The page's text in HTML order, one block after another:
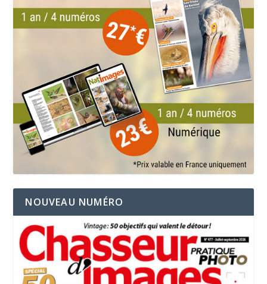
NOUVEAU NUMÉRO